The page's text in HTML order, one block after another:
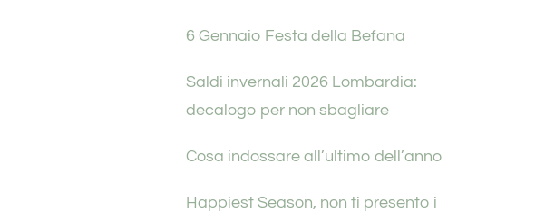
6 Gennaio Festa della Befana
Saldi invernali 2026 Lombardia:
decalogo per non sbagliare
Cosa indossare all’ultimo dell’anno
Happiest Season, non ti presento i